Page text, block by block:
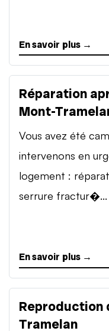
En savoir plus →
Réparation
Mont-
Vous avez été
intervenons en
logement :
serrure fractur�...
En savoir plus →
Reproduction
Tramelan